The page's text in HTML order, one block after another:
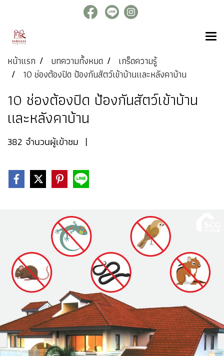
หน้าแรก บทความทั้งหมด
เกร็ดความรู้
10 ช่องต้องปิด ป้องกันสัตว์เข้าบ้านและหลังคาบ้าน
10 ช่องต้องปิด ป้องกันสัตว์เข้าบ้าน
และหลังคาบ้าน
382 จำนวนผู้เข้าชม |